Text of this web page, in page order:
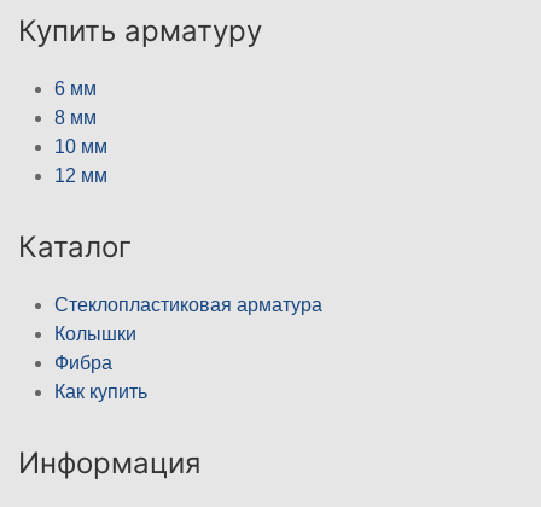
Купить арматуру
6 мм
8 мм
10 мм
12 мм
Каталог
Стеклопластиковая арматура
Колышки
Фибра
Как купить
Информация